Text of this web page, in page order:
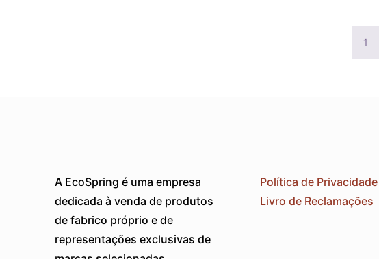
1
A EcoSpring é uma empresa
dedicada à venda de produtos
de fabrico próprio e de
representações exclusivas de
Política de Privacidade
Livro de Reclamações